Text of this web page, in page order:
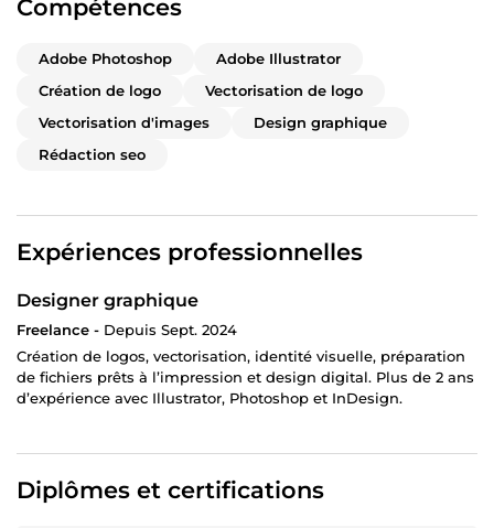
Compétences
Adobe Photoshop
Adobe Illustrator
Création de logo
Vectorisation de logo
Vectorisation d'images
Design graphique
Rédaction seo
Expériences professionnelles
Designer graphique
Freelance - Depuis Sept. 2024
Création de logos, vectorisation, identité visuelle, préparation
de fichiers prêts à l’impression et design digital. Plus de 2 ans
d’expérience avec Illustrator, Photoshop et InDesign.
Diplômes et certifications